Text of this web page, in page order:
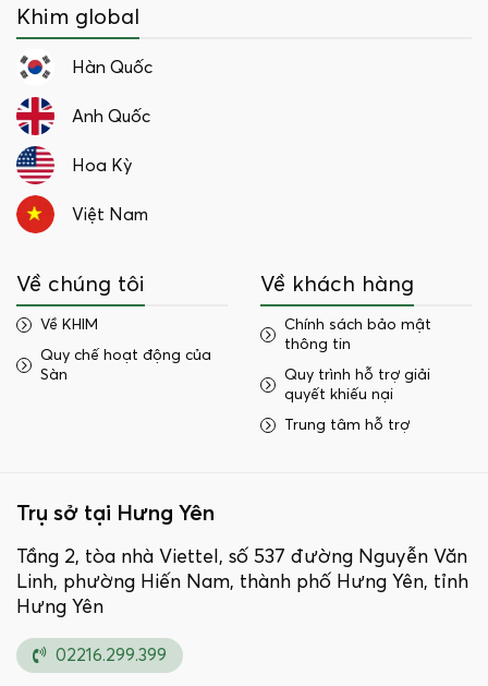
Khim global
Hàn Quốc
Anh Quốc
Hoa Kỳ
Việt Nam
Về chúng tôi
Về KHIM
Quy chế hoạt động của
Sàn
Về khách hàng
Chính sách bảo mật
thông tin
Quy trình hỗ trợ giải
quyết khiếu nại
Trung tâm hỗ trợ
Trụ sở tại Hưng Yên
Tầng 2, tòa nhà Viettel, số 537 đường Nguyễn Văn
Linh, phường Hiến Nam, thành phố Hưng Yên, tỉnh
Hưng Yên
02216.299.399